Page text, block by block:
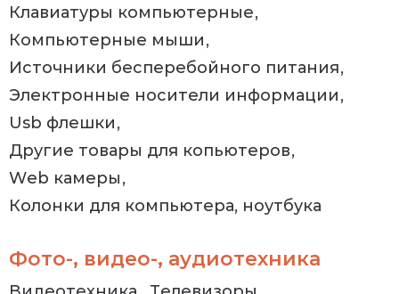
Клавиатуры компьютерные
Компьютерные мыши
Источники бесперебойного питания
Электронные носители информации
Usb флешки
Другие товары для копьютеров
Web камеры
Колонки для компьютера, ноутбука
Фото-, видео-, аудиотехника